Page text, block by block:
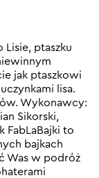
Lisie, ptaszku
jak ptaszkowi
lisa.
Wykonawcy:
Sikorski,
FabLaBajki to
bajkach
Was w podróż